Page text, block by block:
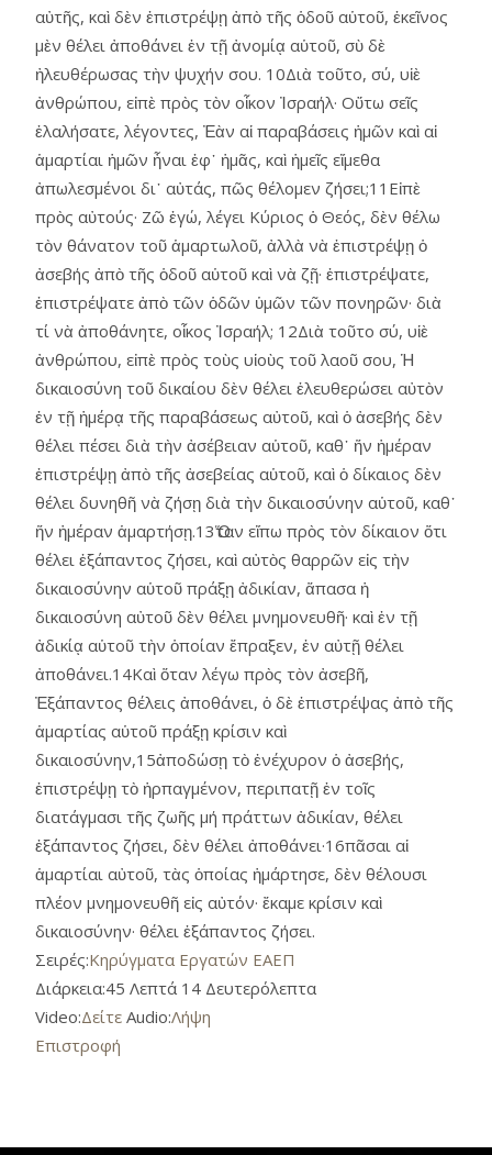
αὐτῆς, καὶ δὲν ἐπιστρέψῃ ἀπὸ τῆς ὁδοῦ αὑτοῦ, ἐκεῖνος
μὲν θέλει ἀποθάνει ἐν τῇ ἀνομίᾳ αὑτοῦ, σὺ δὲ
ἠλευθέρωσας τὴν ψυχήν σου. 10Διὰ τοῦτο, σύ, υἱὲ
ἀνθρώπου, εἰπὲ πρὸς τὸν οἶκον Ἰσραήλ· Οὕτω σεῖς
ἐλαλήσατε, λέγοντες, Ἐὰν αἱ παραβάσεις ἡμῶν καὶ αἱ
ἁμαρτίαι ἡμῶν ἦναι ἐφ᾿ ἡμᾶς, καὶ ἡμεῖς εἴμεθα
ἀπωλεσμένοι δι᾿ αὐτάς, πῶς θέλομεν ζήσει;11Εἰπὲ
πρὸς αὐτούς· Ζῶ ἐγώ, λέγει Κύριος ὁ Θεός, δὲν θέλω
τὸν θάνατον τοῦ ἁμαρτωλοῦ, ἀλλὰ νὰ ἐπιστρέψῃ ὁ
ἀσεβής ἀπὸ τῆς ὁδοῦ αὑτοῦ καὶ νὰ ζῇ· ἐπιστρέψατε,
ἐπιστρέψατε ἀπὸ τῶν ὁδῶν ὑμῶν τῶν πονηρῶν· διὰ
τί νὰ ἀποθάνητε, οἶκος Ἰσραήλ; 12Διὰ τοῦτο σύ, υἱὲ
ἀνθρώπου, εἰπὲ πρὸς τοὺς υἱοὺς τοῦ λαοῦ σου, Ἡ
δικαιοσύνη τοῦ δικαίου δὲν θέλει ἐλευθερώσει αὐτὸν
ἐν τῇ ἡμέρᾳ τῆς παραβάσεως αὐτοῦ, καὶ ὁ ἀσεβής δὲν
θέλει πέσει διὰ τὴν ἀσέβειαν αὑτοῦ, καθ᾿ ἥν ἡμέραν
ἐπιστρέψῃ ἀπὸ τῆς ἀσεβείας αὑτοῦ, καὶ ὁ δίκαιος δὲν
θέλει δυνηθῆ νὰ ζήσῃ διὰ τὴν δικαιοσύνην αὑτοῦ, καθ᾿
ἥν ἡμέραν ἁμαρτήσῃ.13Ὅταν εἴπω πρὸς τὸν δίκαιον ὅτι
θέλει ἐξάπαντος ζήσει, καὶ αὐτὸς θαρρῶν εἰς τὴν
δικαιοσύνην αὑτοῦ πράξῃ ἀδικίαν, ἅπασα ἡ
δικαιοσύνη αὐτοῦ δὲν θέλει μνημονευθῆ· καὶ ἐν τῇ
ἀδικίᾳ αὑτοῦ τὴν ὁποίαν ἔπραξεν, ἐν αὐτῇ θέλει
ἀποθάνει.14Καὶ ὅταν λέγω πρὸς τὸν ἀσεβῆ,
Ἐξάπαντος θέλεις ἀποθάνει, ὁ δὲ ἐπιστρέψας ἀπὸ τῆς
ἁμαρτίας αὑτοῦ πράξῃ κρίσιν καὶ
δικαιοσύνην,15ἀποδώσῃ τὸ ἐνέχυρον ὁ ἀσεβής,
ἐπιστρέψῃ τὸ ἡρπαγμένον, περιπατῇ ἐν τοῖς
διατάγμασι τῆς ζωῆς μή πράττων ἀδικίαν, θέλει
ἐξάπαντος ζήσει, δὲν θέλει ἀποθάνει·16πᾶσαι αἱ
ἁμαρτίαι αὐτοῦ, τὰς ὁποίας ἡμάρτησε, δὲν θέλουσι
πλέον μνημονευθῆ εἰς αὐτόν· ἔκαμε κρίσιν καὶ
δικαιοσύνην· θέλει ἐξάπαντος ζήσει.
Σειρές:Κηρύγματα Εργατών ΕΑΕΠ
Διάρκεια:45 Λεπτά 14 Δευτερόλεπτα
Video:Δείτε Audio:Λήψη
Επιστροφή